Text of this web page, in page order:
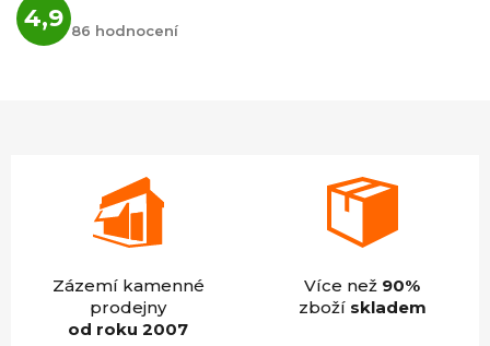
4,9 hodnocení
obchodu
86 hodnocení
Zázemí kamenné
prodejny
od roku 2007
Více než 90%
zboží skladem